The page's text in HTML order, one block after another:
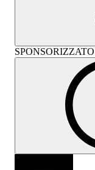
SPONSORIZZATO